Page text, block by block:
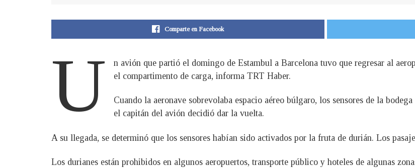
Comparte en Facebook
U
n avión que partió el domingo de Estambul a Barcelona tuvo que regresar al
el compartimento de carga, informa TRT Haber.
Cuando la aeronave sobrevolaba espacio aéreo búlgaro, los sensores de la
el capitán del avión decidió dar la vuelta.
A su llegada, se determinó que los sensores habían sido activados por la fruta de durián. Los
Los durianes están prohibidos en algunos aeropuertos, transporte público y hoteles de algunas